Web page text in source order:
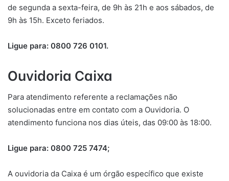
de segunda a sexta-feira, de 9h às 21h e aos sábados, de
9h às 15h. Exceto feriados.
Ligue para: 0800 726 0101.
Ouvidoria Caixa
Para atendimento referente a reclamações não
solucionadas entre em contato com a Ouvidoria. O
atendimento funciona nos dias úteis, das 09:00 às 18:00.
Ligue para: 0800 725 7474;
A ouvidoria da Caixa é um órgão específico que existe